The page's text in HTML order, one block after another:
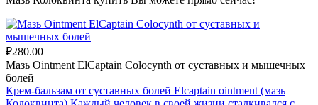
₽280.00
Мазь Ointment ElCaptain Colocynth от суставных и мышечных
болей
Крем-бальзам от суставных болей Elcaptain ointment (мазь